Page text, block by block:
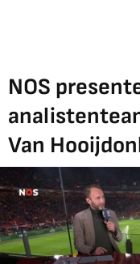
NOS
Van